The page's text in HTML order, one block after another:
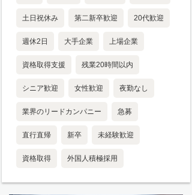
土日祝休み 第二新卒歓迎 20代歓迎
週休2日 大手企業 上場企業
資格取得支援 残業20時間以内
シニア歓迎 女性歓迎 夜勤なし
業界のリードカンパニー 急募
直行直帰 新卒 未経験歓迎
資格取得 外国人積極採用